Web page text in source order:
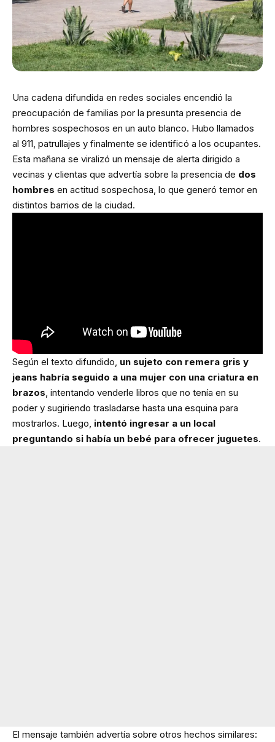
Una cadena difundida en redes sociales encendió la
preocupación de familias por la presunta presencia de
hombres sospechosos en un auto blanco. Hubo llamados
al 911, patrullajes y finalmente se identificó a los ocupantes.
Esta mañana se viralizó un mensaje de alerta dirigido a
vecinas y clientas que advertía sobre la presencia de dos
hombres en actitud sospechosa, lo que generó temor en
distintos barrios de la ciudad.
Según el texto difundido, un sujeto con remera gris y
jeans habría seguido a una mujer con una criatura en
brazos , intentando venderle libros que no tenía en su
poder y sugiriendo trasladarse hasta una esquina para
mostrarlos. Luego, intentó ingresar a un local
preguntando si había un bebé para ofrecer juguetes.
El mensaje también advertía sobre otros hechos similares: